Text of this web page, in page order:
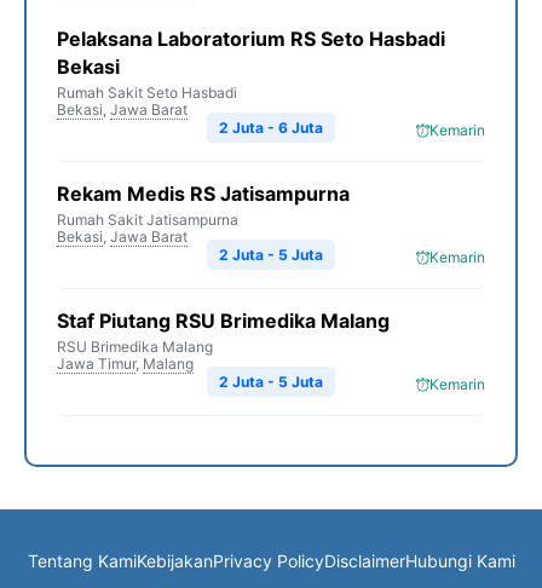
Pelaksana Laboratorium RS Seto Hasbadi
Bekasi
Rumah Sakit Seto Hasbadi
Bekasi, Jawa Barat
Kemarin
2 Juta - 6 Juta
Rekam Medis RS Jatisampurna
Rumah Sakit Jatisampurna
Bekasi, Jawa Barat
Kemarin
2 Juta - 5 Juta
Staf Piutang RSU Brimedika Malang
RSU Brimedika Malang
Jawa Timur, Malang
Kemarin
2 Juta - 5 Juta
Tentang KamiKebijakanPrivacy PolicyDisclaimerHubungi Kami